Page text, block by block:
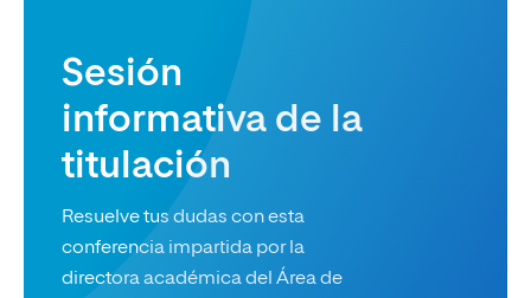
Sesión
informativa de la
titulación
Resuelve tus dudas con esta
conferencia impartida por la
directora académica del Área de